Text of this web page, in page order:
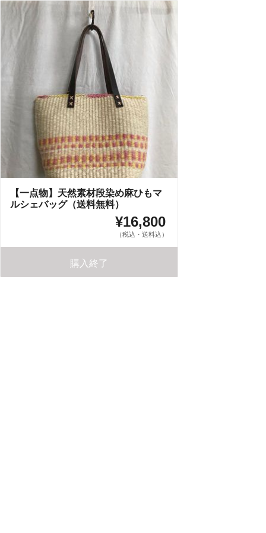
【一点物】天然素材段染め麻ひもマ
ルシェバッグ（送料無料）
¥16,800
（税込・送料込）
購入終了